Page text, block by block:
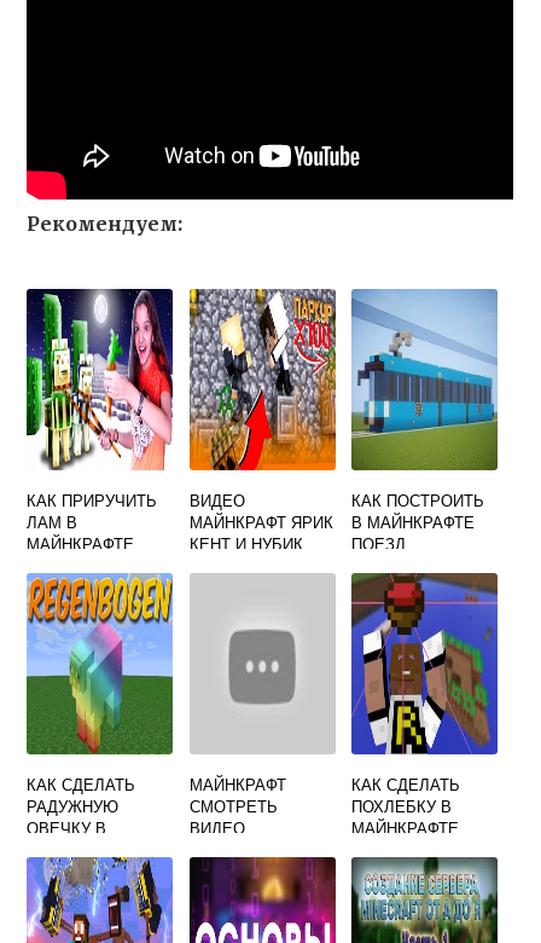
Рекомендуем:
КАК ПРИРУЧИТЬ
ЛАМ В
МАЙНКРАФТЕ
ВИДЕО
МАЙНКРАФТ ЯРИК
КЕНТ И НУБИК
КАК ПОСТРОИТЬ
В МАЙНКРАФТЕ
ПОЕЗД
КАК СДЕЛАТЬ
РАДУЖНУЮ
ОВЕЧКУ В
МАЙНКРАФТ
СМОТРЕТЬ
ВИДЕО
КАК СДЕЛАТЬ
ПОХЛЕБКУ В
МАЙНКРАФТЕ